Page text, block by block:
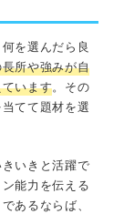
を選んだら良
所や強みが自
います。その
てて題材を選
いきと活躍で
能力を伝える
あるならば、